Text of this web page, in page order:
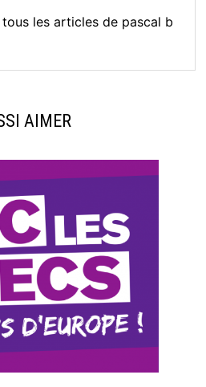
les articles de pascal b
AIMER